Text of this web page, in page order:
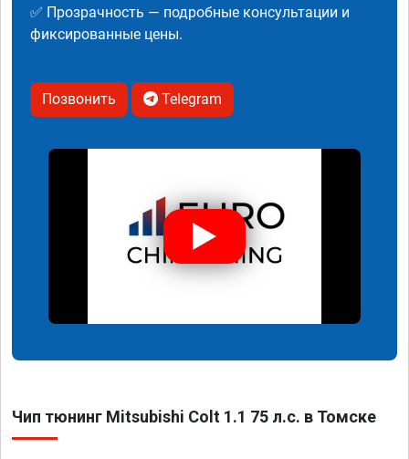
✅ Прозрачность — подробные консультации и
фиксированные цены.
Позвонить Telegram
Чип тюнинг Mitsubishi Colt 1.1 75 л.с. в Томске